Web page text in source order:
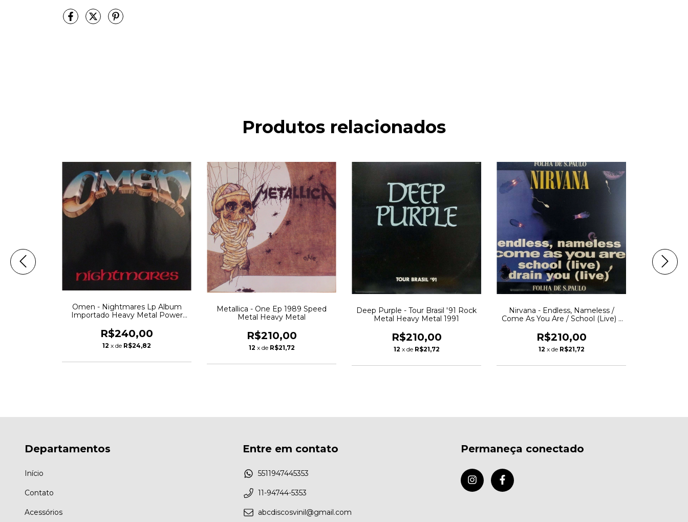
Produtos relacionados
Omen - Nightmares Lp Album
Importado Heavy Metal Power
R$240,00
12 x de R$24,82
Metallica - One Ep 1989 Speed
Metal Heavy Metal
R$210,00
12 x de R$21,72
Deep Purple - Tour Brasil '91 Rock
Metal Heavy Metal 1991
R$210,00
12 x de R$21,72
Nirvana - Endless, Nameless /
Come As You Are / School (Live) /
R$210,00
12 x de R$21,72
Departamentos
Início
Contato
Acessórios
Entre em contato
5511947445353
11-94744-5353
abcdiscosvinil@gmail.com
Permaneça conectado